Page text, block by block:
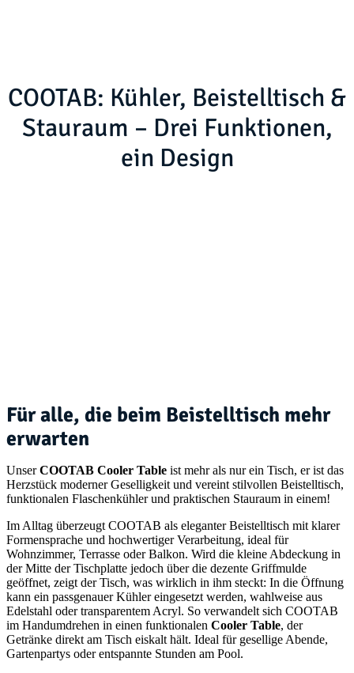
COOTAB: Kühler, Beistelltisch &
Stauraum – Drei Funktionen,
ein Design
Für alle, die beim Beistelltisch mehr
erwarten
UnserCOOTAB Cooler Table ist mehr als nur ein Tisch, er ist das
Herzstück moderner Geselligkeit und vereint stilvollen Beistelltisch,
funktionalen Flaschenkühler und praktischen Stauraum in einem!
Im Alltag überzeugt COOTAB als eleganter Beistelltisch mit klarer
Formensprache und hochwertiger Verarbeitung, ideal für
Wohnzimmer, Terrasse oder Balkon. Wird die kleine Abdeckung in
der Mitte der Tischplatte jedoch über die dezente Griffmulde
geöffnet, zeigt der Tisch, was wirklich in ihm steckt: In die Öffnung
kann ein passgenauer Kühler eingesetzt werden, wahlweise aus
Edelstahl oder transparentem Acryl. So verwandelt sich COOTAB
im Handumdrehen in einen funktionalen Cooler Table, der
Getränke direkt am Tisch eiskalt hält. Ideal für gesellige Abende,
Gartenpartys oder entspannte Stunden am Pool.